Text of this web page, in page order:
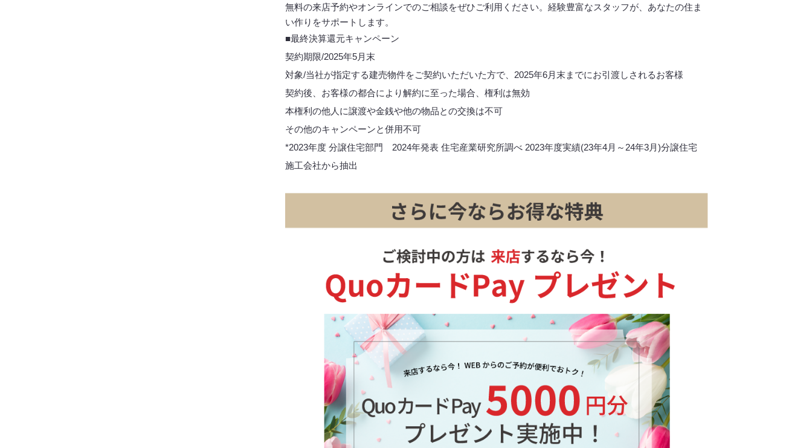
無料の来店予約やオンラインでのご相談をぜひご利用ください。経験豊富なスタッフが、あなたの住ま
い作りをサポートします。
■最終決算還元キャンペーン
契約期限/2025年5月末
対象/当社が指定する建売物件をご契約いただいた方で、2025年6月末までにお引渡しされるお客様
契約後、お客様の都合により解約に至った場合、権利は無効
本権利の他人に譲渡や金銭や他の物品との交換は不可
その他のキャンペーンと併用不可
*2023年度 分譲住宅部門 2024年発表 住宅産業研究所調べ 2023年度実績(23年4月～24年3月)分譲住宅
施工会社から抽出